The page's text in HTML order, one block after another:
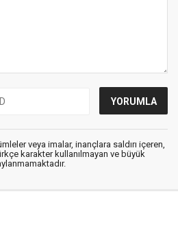
veya imalar, inançlara saldırı içeren,
karakter kullanılmayan ve büyük